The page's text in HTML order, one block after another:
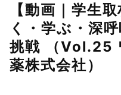
【動画｜学生
く・学ぶ・深
挑戦 （Vol.25
薬株式会社）